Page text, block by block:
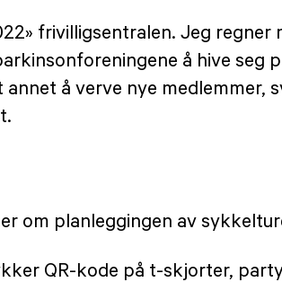
frivilligsentralen. Jeg
å hive seg
å verve nye medlemmer,
om planleggingen av
QR-kode på t-skjorter,